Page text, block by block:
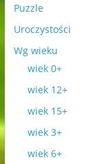
Puzzle
Uroczystości
Wg wieku
wiek 0+
wiek 12+
wiek 15+
wiek 3+
wiek 6+